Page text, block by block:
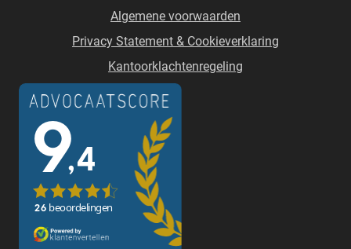
Algemene voorwaarden
Privacy Statement & Cookieverklaring
Kantoorklachtenregeling